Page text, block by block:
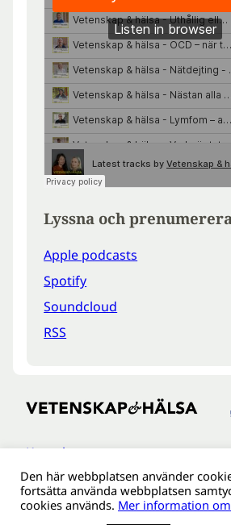
Lyssna och
Apple podcasts
Spotify
Soundcloud
RSS
Kontakt
Tillgänglighetsredogöreldse
Om webbplatsen
Den här webbplatsen använder
fortsätta använda webbplatsen
cookies används. Mer information